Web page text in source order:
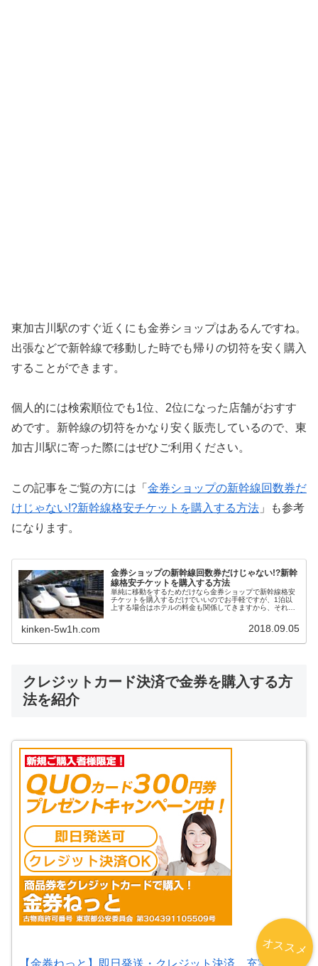
東加古川駅のすぐ近くにも金券ショップはあるんですね。
出張などで新幹線で移動した時でも帰りの切符を安く購入
することができます。
個人的には検索順位でも1位、2位になった店舗がおすす
めです。新幹線の切符をかなり安く販売しているので、東
加古川駅に寄った際にはぜひご利用ください。
この記事をご覧の方には「 金券ショップの新幹線回数券だ
けじゃない!?新幹線格安チケットを購入する方法 」も参考
になります。
金券ショップの新幹線回数券だけじゃない!?新幹
線格安チケットを購入する方法
単純に移動をするためだけなら金券ショップで新幹線格安
チケットを購入するだけでいいのでお手軽ですが、1泊以
上する場合はホテルの料金も関係してきますから、それぞ
ますよね。そんな時はJR・新幹線+宿泊セットプランとい
kinken-5w1h.com 2018.09.05
クレジットカード決済で金券を購入する方
法を紹介
オススメ